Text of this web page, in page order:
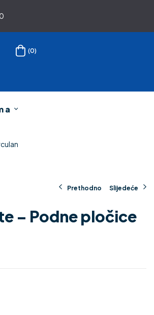
(0)
Prethodno Slijedeće
– Podne pločice